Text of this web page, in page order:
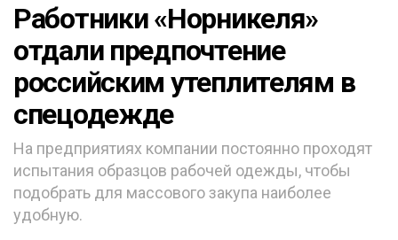
Работники «Норникеля»
отдали предпочтение
российским утеплителям в
спецодежде
На предприятиях компании постоянно проходят
испытания образцов рабочей одежды, чтобы
подобрать для массового закупа наиболее
удобную.